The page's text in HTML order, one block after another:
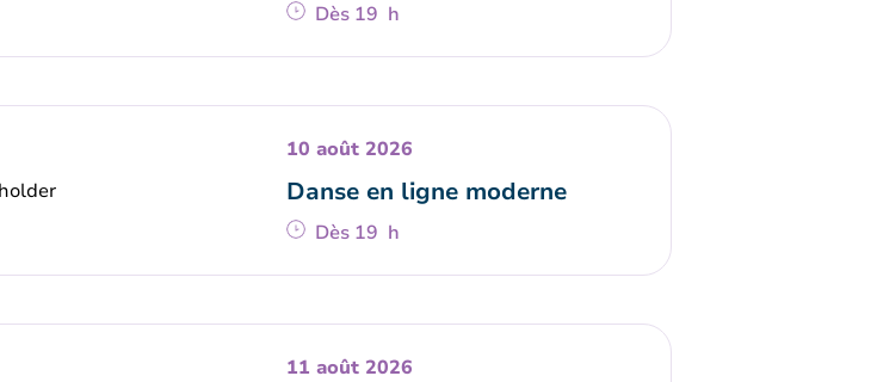
Dès 19 h
10 août 2026
Danse en ligne moderne
Dès 19 h
11 août 2026